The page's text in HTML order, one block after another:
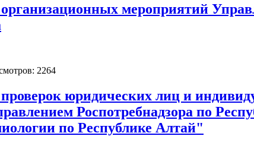
мероприятий
2264
юридических лиц и
Роспотребнадзора по
по Республике Алтай"